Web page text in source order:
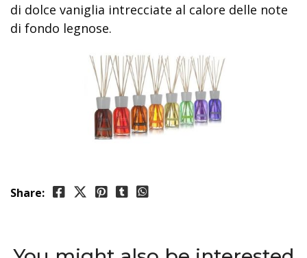
di dolce vaniglia intrecciate al calore delle note
di fondo legnose.
Share: